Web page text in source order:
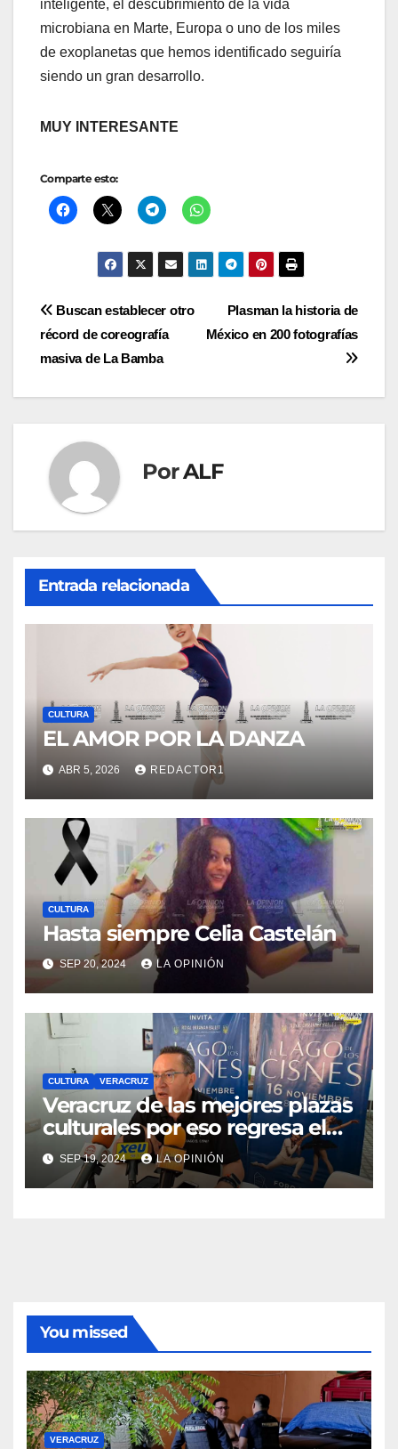
inteligente, el descubrimiento de la vida
microbiana en Marte, Europa o uno de los miles
de exoplanetas que hemos identificado seguiría
siendo un gran desarrollo.
MUY INTERESANTE
Comparte esto:
Navegación
de
entradas
Plasman la historia de
México en 200 fotografías
Buscan establecer otro
récord de coreografía
masiva de La Bamba
PorALF
Entrada relacionada
CULTURA
EL AMOR POR LA DANZA
ABR 5, 2026 REDACTOR1
CULTURA
Hasta siempre Celia Castelán
SEP 20, 2024 LA OPINIÓN
CULTURA VERACRUZ
Veracruz de las mejores plazas
culturales por eso regresa el
Lago de los Cisnes del ballet
ucraniano
SEP 19, 2024 LA OPINIÓN
You missed
VERACRUZ